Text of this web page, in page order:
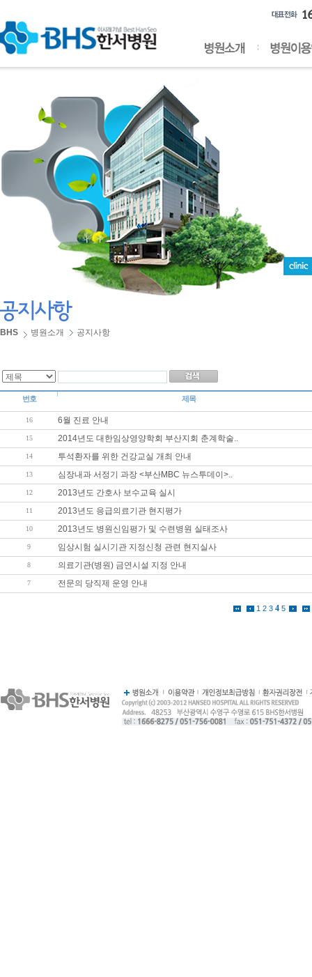
BHS 병원소개 공지사항
번호 제목
16 6월 진료 안내
15 2014년도 대한임상영양학회 부산지회 춘계학술..
14 투석환자를 위한 건강교실 개최 안내
13 심장내과 서정기 과장 <부산MBC 뉴스투데이>..
12 2013년도 간호사 보수교육 실시
11 2013년도 응급의료기관 현지평가
10 2013년도 병원신임평가 및 수련병원 실태조사
9 임상시험 실시기관 지정신청 관련 현지실사
8 의료기관(병원) 금연시설 지정 안내
7 전문의 당직제 운영 안내
1 2 3 4 5